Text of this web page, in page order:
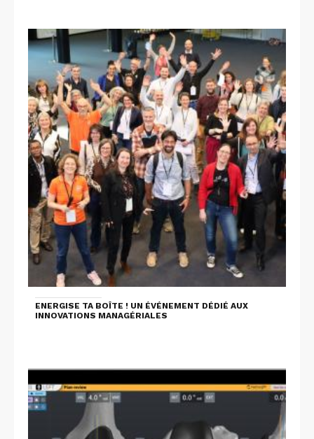
ENERGISE TA BOÎTE ! UN ÉVÉNEMENT DÉDIÉ AUX
INNOVATIONS MANAGÉRIALES